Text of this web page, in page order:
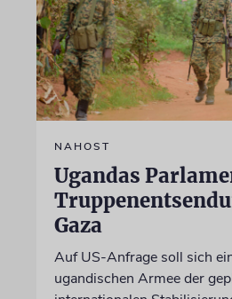
NAHOST
Ugandas
Gaza
Auf US-Anfrage soll sich
ugandischen Armee der